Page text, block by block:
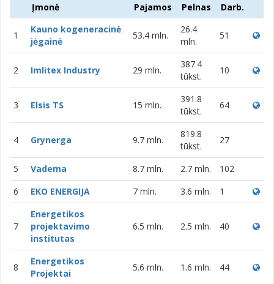
Įmonė Pajamos Pelnas Darb.
1
Kauno kogeneracinė
jėgainė
53.4 mln.
26.4
mln.
51
2 Imlitex Industry 29 mln.
387.4
tūkst.
10
3 Elsis TS 15 mln.
391.8
tūkst.
64
4 Grynerga 9.7 mln.
819.8
tūkst.
27
5 Vadema 8.7 mln. 2.7 mln.
102
6
EKO ENERGIJA 7 mln. 3.6 mln. 1
7
Energetikos
projektavimo
institutas
6.5 mln. 2.5 mln. 40
8
Energetikos
Projektai
5.6 mln. 1.6 mln. 44